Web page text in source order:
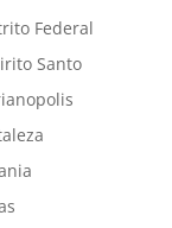
Federal
Santo